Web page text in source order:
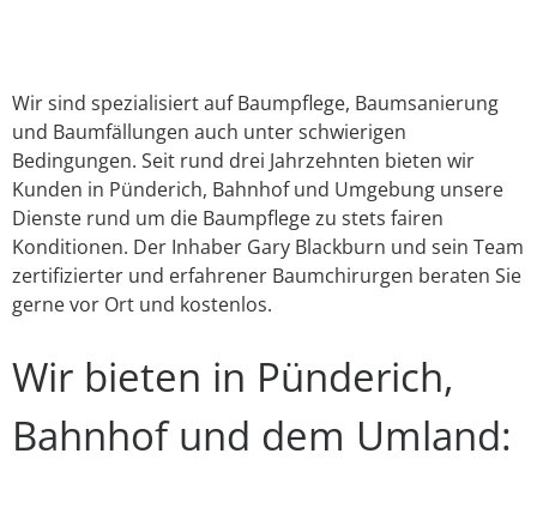
Wir sind spezialisiert auf Baumpflege, Baumsanierung
und Baumfällungen auch unter schwierigen
Bedingungen. Seit rund drei Jahrzehnten bieten wir
Kunden in Pünderich, Bahnhof und Umgebung unsere
Dienste rund um die Baumpflege zu stets fairen
Konditionen. Der Inhaber Gary Blackburn und sein Team
zertifizierter und erfahrener Baumchirurgen beraten Sie
gerne vor Ort und kostenlos.
Wir bieten in Pünderich,
Bahnhof und dem Umland: